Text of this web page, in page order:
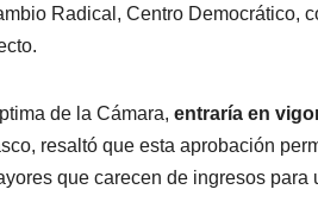
Radical, Centro Democrático,
de la Cámara, entraría en
resaltó que esta aprobación
que carecen de ingresos para